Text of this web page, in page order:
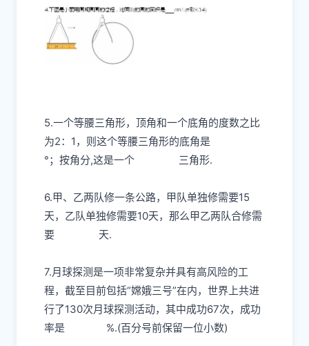
5.一个等腰三角形，顶角和一个底角的度数之比
为2：1，则这个等腰三角形的底角是
°；按角分,这是一个
三角形.
6.甲、乙两队修一条公路，甲队单独修需要15
天，乙队单独修需要10天，那么甲乙两队合修需
要
天.
7.月球探测是一项非常复杂并具有高风险的工
程，截至目前包括“嫦娥三号”在内，世界上共进
行了130次月球探测活动，其中成功67次，成功
率是
%.(百分号前保留一位小数)